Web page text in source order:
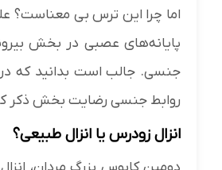
اما چرا این ترس بی معناست؟
پایانه‌های عصبی در بخش
جنسی. جالب است بدانید که در
روابط جنسی رضایت بخش ذکر
انزال زودرس یا انزال طبیعی؟